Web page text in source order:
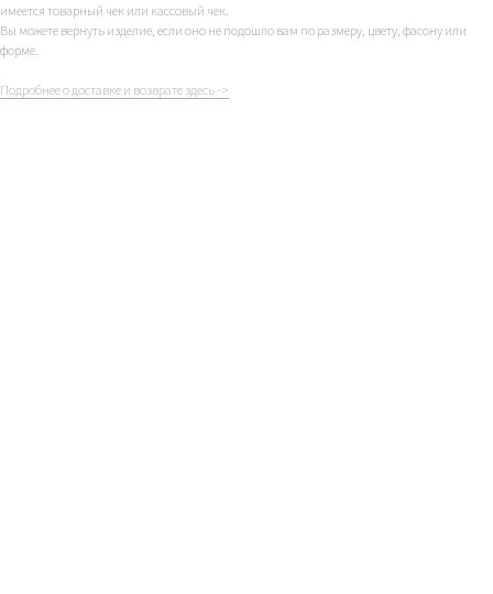
имеется товарный чек или кассовый чек.
Вы можете вернуть изделие, если оно не подошло вам по размеру, цвету, фасону или
форме.
Подробнее о доставке и возврате здесь ->